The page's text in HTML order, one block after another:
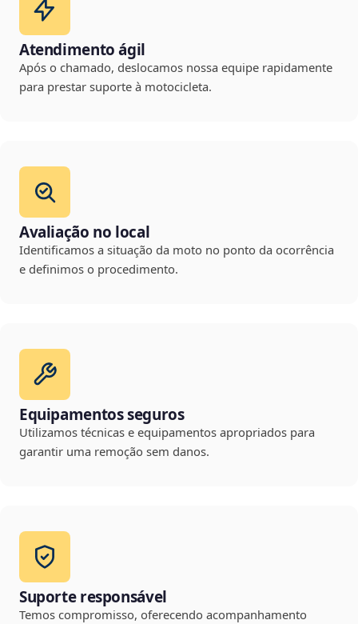
Atendimento ágil
Após o chamado, deslocamos nossa equipe rapidamente
para prestar suporte à motocicleta.
Avaliação no local
Identificamos a situação da moto no ponto da ocorrência
e definimos o procedimento.
Equipamentos seguros
Utilizamos técnicas e equipamentos apropriados para
garantir uma remoção sem danos.
Suporte responsável
Temos compromisso, oferecendo acompanhamento